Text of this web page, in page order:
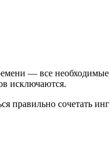
— все
исключаются.
правильно сочетать